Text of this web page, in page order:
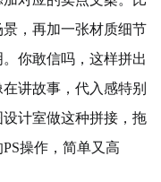
，再加一张材质细节
你敢信吗，这样拼出
讲故事，代入感特别
计室做这种拼接，拖
操作，简单又高